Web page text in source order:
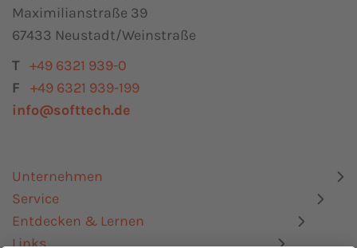
Maximilianstraße 39
67433 Neustadt/Weinstraße
T +49 6321 939-0
F
+49 6321 939-199
info@softtech.de
Unternehmen
Service
Entdecken & Lernen
Links